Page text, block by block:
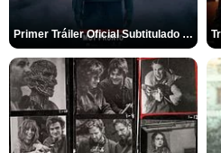
Primer Tráiler Oficial Subtitulado de 'La Noche Del Demonio: Están Entre Nosotros'